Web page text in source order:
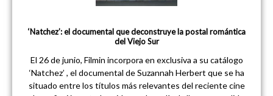
‘Natchez’: el documental que deconstruye la postal romántica
del Viejo Sur
El 26 de junio, Filmin incorpora en exclusiva a su catálogo
‘Natchez’ , el documental de Suzannah Herbert que se ha
situado entre los títulos más relevantes del reciente cine